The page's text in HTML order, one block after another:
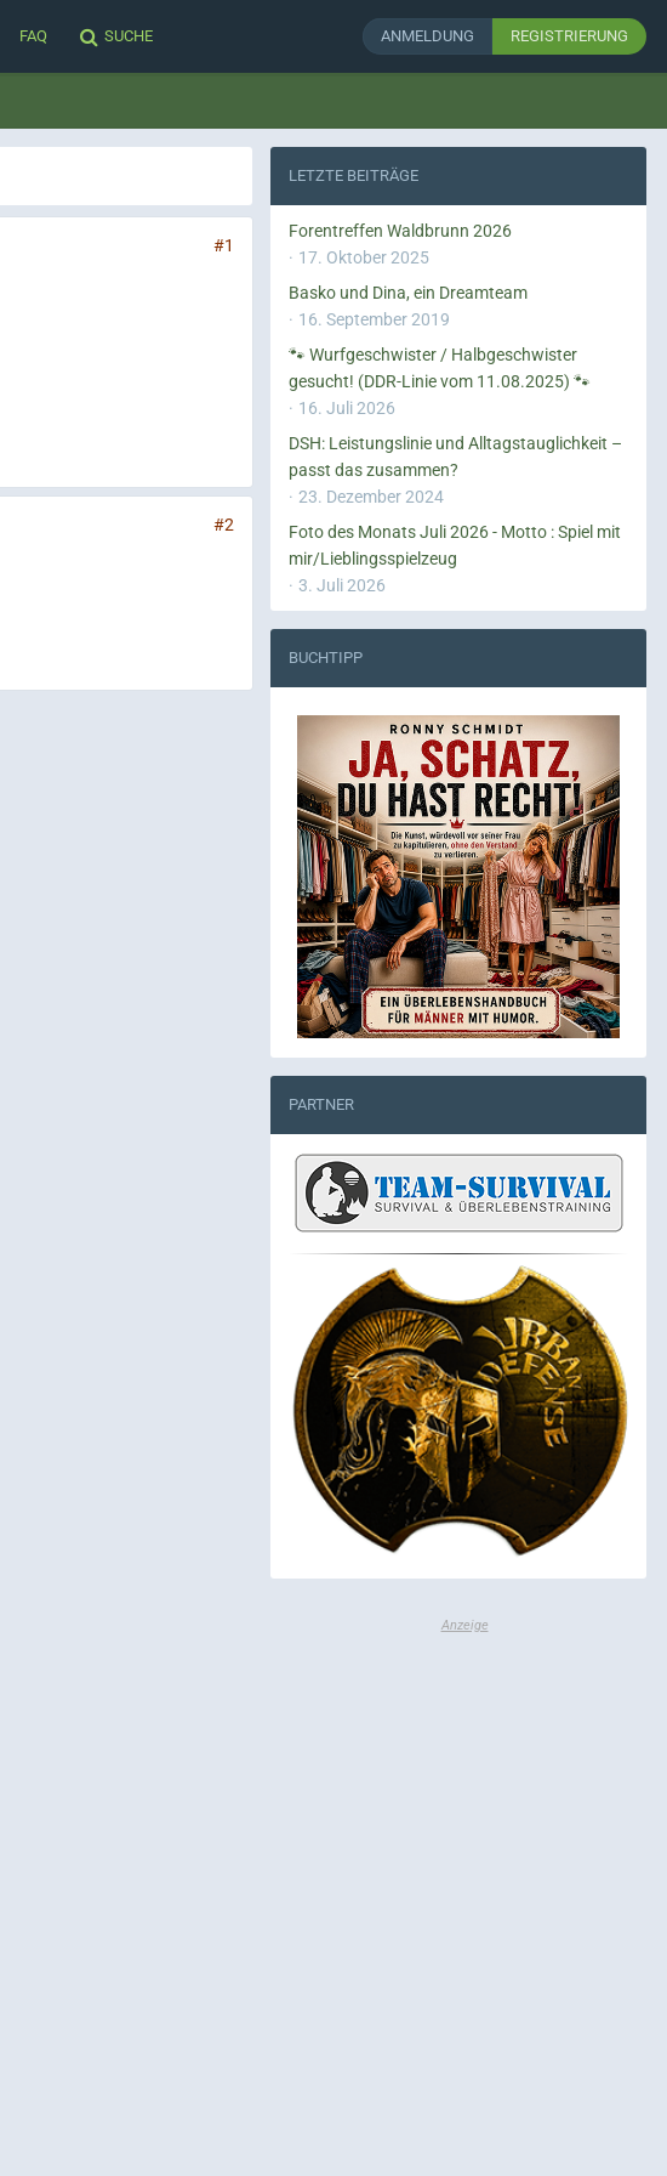
FAQ SUCHE ANMELDUNG REGISTRIERUNG
#1
#2
LETZTE BEITRÄGE
Forentreffen Waldbrunn 2026
17. Oktober 2025
Basko und Dina, ein Dreamteam
16. September 2019
🐾 Wurfgeschwister / Halbgeschwister
gesucht! (DDR-Linie vom 11.08.2025) 🐾
16. Juli 2026
DSH: Leistungslinie und Alltagstauglichkeit –
passt das zusammen?
23. Dezember 2024
Foto des Monats Juli 2026 - Motto : Spiel mit
mir/Lieblingsspielzeug
3. Juli 2026
BUCHTIPP
PARTNER